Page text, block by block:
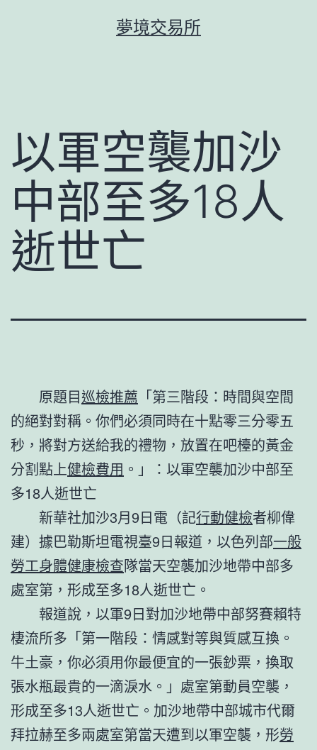
夢境交易所
以軍空襲加沙
中部至多18人
逝世亡
原題目巡檢推薦 「第三階段：時間與空間
的絕對對稱。你們必須同時在十點零三分零五
秒，將對方送給我的禮物，放置在吧檯的黃金
分割點上健檢費用 。」：以軍空襲加沙中部至
多18人逝世亡
新華社加沙3月9日電（記行動健檢者柳偉
建）據巴勒斯坦電視臺9日報道，以色列部一般
勞工身體健康檢查隊當天空襲加沙地帶中部多
處室第，形成至多18人逝世亡。
報道說，以軍9日對加沙地帶中部努賽賴特
棲流所多「第一階段：情感對等與質感互換。
牛土豪，你必須用你最便宜的一張鈔票，換取
張水瓶最貴的一滴淚水。」處室第動員空襲，
形成至多13人逝世亡。加沙地帶中部城市代爾
拜拉赫至多兩處室第當天遭到以軍空襲，形勞